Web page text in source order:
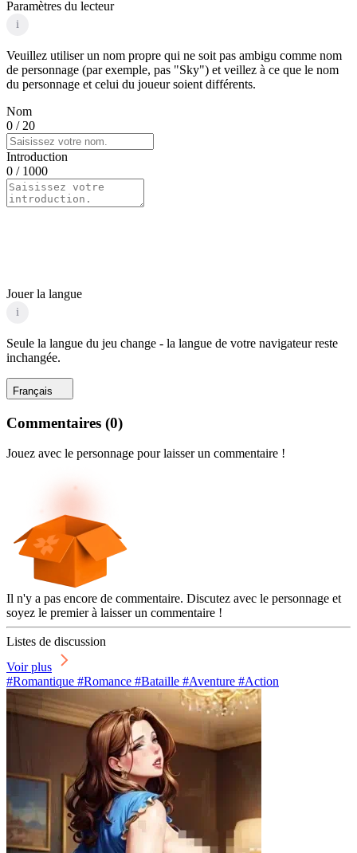
Paramètres du lecteur
i
Veuillez utiliser un nom propre qui ne soit pas ambigu comme nom
de personnage (par exemple, pas "Sky") et veillez à ce que le nom
du personnage et celui du joueur soient différents.
Nom
0 / 20
Introduction
0 / 1000
Jouer la langue
i
Seule la langue du jeu change - la langue de votre navigateur reste
inchangée.
Français
Commentaires (0)
Jouez avec le personnage pour laisser un commentaire !
Il n'y a pas encore de commentaire. Discutez avec le personnage et
soyez le premier à laisser un commentaire !
Listes de discussion
Voir plus
#Romantique #Romance #Bataille #Aventure #Action